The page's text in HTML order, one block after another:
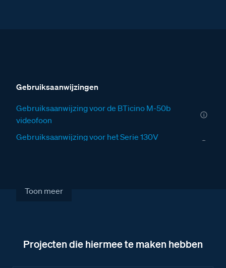
Gebruiksaanwijzingen
Gebruiksaanwijzing voor de BTicino M-50b
videofoon
Gebruiksaanwijzing voor het Serie 130V
Installatiewijzer VER
Toon meer
Projecten die hiermee te maken hebben